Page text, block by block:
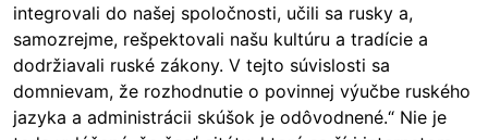
integrovali do našej spoločnosti, učili sa rusky a,
samozrejme, rešpektovali našu kultúru a tradície a
dodržiavali ruské zákony. V tejto súvislosti sa
domnievam, že rozhodnutie o povinnej výučbe ruského
jazyka a administrácii skúšok je odôvodnené.“ Nie je